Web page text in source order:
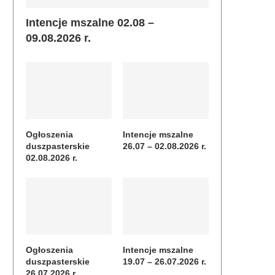
Intencje mszalne 02.08 –
09.08.2026 r.
Ogłoszenia
duszpasterskie
02.08.2026 r.
Intencje mszalne
26.07 – 02.08.2026 r.
Ogłoszenia
duszpasterskie
Intencje mszalne
19.07 – 26.07.2026 r.